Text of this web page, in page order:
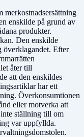
merkostnadsersättning
enskilde på grund av
produkter.
Den enskilde
överklagandet. Efter
åter till
att den enskildes
har ett
Överkonsumtionen
eller motverka att
ställning till om
var uppfyllda.